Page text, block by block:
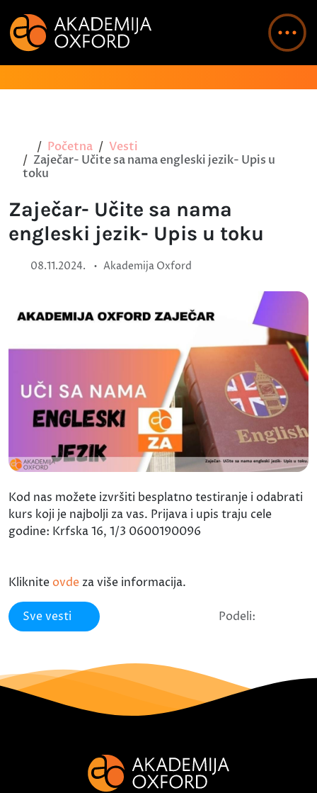
Početna
Vesti
Zaječar- Učite sa nama engleski jezik- Upis u
toku
Zaječar- Učite sa nama
engleski jezik- Upis u toku
08.11.2024. • Akademija Oxford
Kod nas možete izvršiti besplatno testiranje i odabrati
kurs koji je najbolji za vas. Prijava i upis traju cele
godine: Krfska 16, 1/3 0600190096
Kliknite ovde za više informacija.
Sve vesti Podeli: